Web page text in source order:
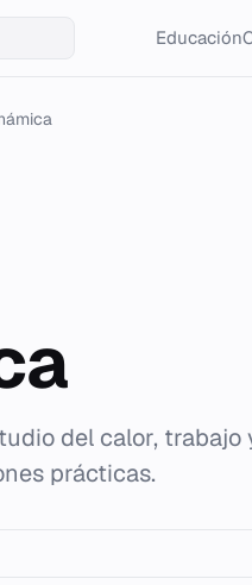
Educación
del calor, trabajo
prácticas.